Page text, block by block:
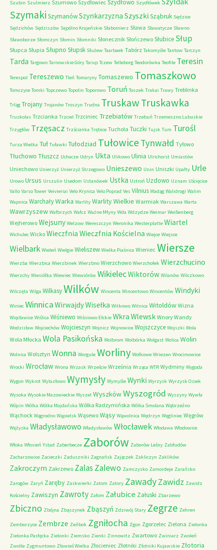
Szubin Szulmierz Szumowo Szydłowiec Szydłowo Szydłówek
Szymaki SzymanówSzynkarzyzna Szyszki Sząbruk Sędzice
Sędzichów Sędziszów Sępólno Krajeńskie Słabomierz Sława Sławatycze Sławno
Sławoborze Słomczyn Słomin Słomniki Słonecznik Słończewo Słubice Słup
Słupca Słupia Słupno Słupsk Służew Taarbaek Tabórz Takomyśle Tantow Tarczyn
Tarda Targowo Tarnowskie Góry Tarup Tczew Telleborg Teodorówka Teofile Teresin
Terespol Tereszewo Tleń Tomaryny Tomaszewo Tomaszkowo
Tomczyce Tomki Topczewo Topolin Toporowo Toruń Toszek Trakai Trawy Treblinka
Trląg Trojany Trojanów Troszyn Trudna TruskawTruskawka
Truskolas Trzcianka Trzciel Trzciniec Trzebiatów Trzebuń Trzemeszno Lubuskie
Trzygłów Trzęsacz Trzścianka Trębice Tuchola Tuczki Tujsk Tum Turośl
Turza Wielka Tuł Tuławki Tułodziad Tułowice Tynwałd Tyłowo
Tłuchowo Tłuszcz Uchacze Udryn Ukta Ulikowo Ulinia Ulrichorst Umiastów
Uniechowo Unierzyż Unierzyż Strzegowo Unieszewo Unin Uniszki Upałty Urle
Urowo Ursus Urszulin Usedom Ustanówek Ustka Ustroń Uzdowo Uznam Uścięcice
Vallo Varso Tower Veivieriai Velo Krynica Velo Poprad Ves Vilnius Wadąg Walidrogi Walim
Wapnica WarchałyWarka Warlity Warlity Wielkie Warmiak Warszawa Warta
Wawrzyszew Wałbrzych Wałcz Ważne Młyny Wda Wdzydze Weimar Weißenberg
Wejherowo Wejsuny Welzow Wereszczyn Weronika Westerplatte Wiartel
Wichulec Wicko Wieczfnia Wieczfnia Kościelna Wiejce Wiejsce
Wielbark Wieleń Wielgie Wieliszew Wielka Piaśnica Wieniec Wiersze
Wierzba Wierzbica Wierzbinek Wierzbno Wierzchowo Wierzchołek Wierzchucino
Wierzchy Wiesiółka Wiewiec Wiewiórów WikielecWiktorów Wilanów Wilczkowo
Wilczęta Wilga WilkasyWilków Wincenta Wincentowo Wincentów Windyki
Winiec Winnica WirwajdyWisełka Witkowo Witnica Witoldów Wizna
Więcławice Wiślica Wiśniewo Wiśniowo Ełckie Wkra Wlewsk Wnory Wandy
Wodzisław Wojciechów Wojcieszyn Wojnicz Wojnowice Wojszczyce Wojszki Wola
Wola Młocka Wola Pasikońska Wolbrom Wolbórka Wolgast Wolica Wolin
Wolnica Wolsztyn Wonna Worgule Worliny Wołkowe Wriezen Wrocimowice
Wrocki Wrocław Wrona Wrzask Wrzeście Września Wrząca WTR Wydminy Wygoda
Wygon Wykrot Wylazłowo Wymysły Wymyśle Wynki Wyrzysk Wyrzysk Osiek
Wysoka Wysokie Mazowieckie Wyszel WyszkówWyszogród Wyszyny Wywła
Wójcin Wólka Wólka Majdańska Wólka Radzymińska Wólka Smolana Wąbrzeźno
Wąchock Wągrodno Wąpielsk Wąsewo Wąsy Wąwolnica Wędrzyn Węgliniec Węgrów
Wężyska Władysławowo Władysławów Włocławek Włodawa Włodowice
Włoka Włosień Ystad Zaberbecze Zaborów Zaborów Leśny Zabłudów
Zacharzowice Zacieczki Zaduszniki Zagnańsk Zajączek Zakliczyn Zaklików
Zakroczym Zakrzewo ZalasZalewo Zamczysko Zamordeje Zarańsko
Zarogów Zaryń Zaręby Zaskwierki Zatom Zatory ZawadyZawidz Zawidz
Kościelny Zawiszyn Zawroty Załom Załubice Załuski Zbarzewo
Zbiczno Zbójna Zbąszynek Zbąszyń Zdziwój Stary Zegrze Zehren
Zemborzyce Zembrze Zeńbok Zgniłocha Zgon Zgorzelec Zielona Zielonka
Zielonka Pasłęcka Zielonki Ziemsko Zienki Zinnowitz Zwartowo Zwiniarz Zwoleń
Zwolle Zygmuntowo Zławieś Wielka Złocieniec Złotniki Złotniki Kujawskie Złotoria